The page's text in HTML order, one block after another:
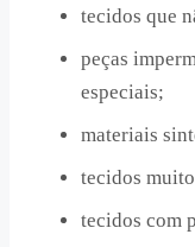
tecidos que
peças
especiais;
materiais
tecidos
tecidos com